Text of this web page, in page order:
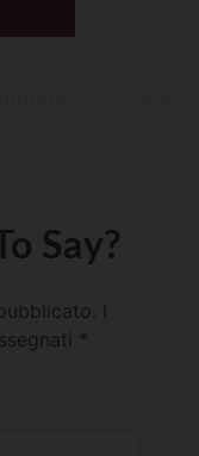
Say?
*